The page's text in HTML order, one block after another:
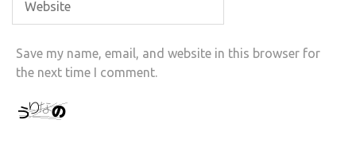
Save my name, email, and website in this browser for
the next time I comment.